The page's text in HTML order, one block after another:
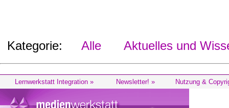
Kategorie: Alle Aktuelles und
Lernwerkstatt Integration » Newsletter! » Nutzung &